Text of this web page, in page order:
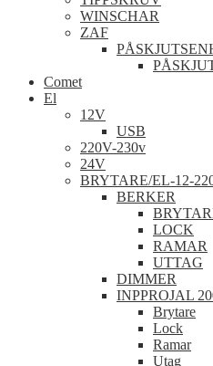
WINSCHAR
ZAF
Comet
El
12V
USB
220V-230v
24V
BRYTARE/EL-12-
BERKER
LOCK
RAMAR
UTTAG
DIMMER
INPPROJAL
Brytare
Lock
Ramar
Utag